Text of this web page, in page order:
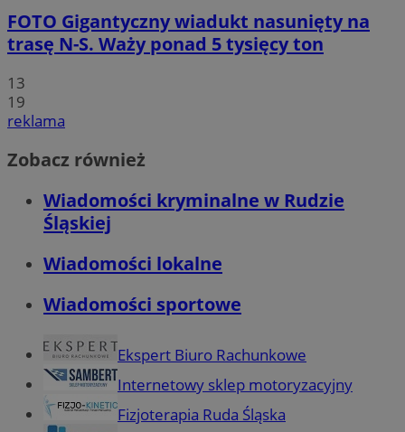
FOTO Gigantyczny wiadukt nasunięty na
trasę N-S. Waży ponad 5 tysięcy ton
13
19
reklama
Zobacz również
Wiadomości kryminalne w Rudzie
Śląskiej
Wiadomości lokalne
Wiadomości sportowe
Ekspert Biuro Rachunkowe
Internetowy sklep motoryzacyjny
Fizjoterapia Ruda Śląska